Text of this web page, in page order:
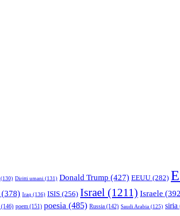
(130) Diritti umani (131) Donald Trump (427) EEUU (282)
(378) Iraq (136) ISIS (256) Israel (1211) Israele
(146) poem (151) poesia (485) Russia (142) Saudi Arabia (125) siria